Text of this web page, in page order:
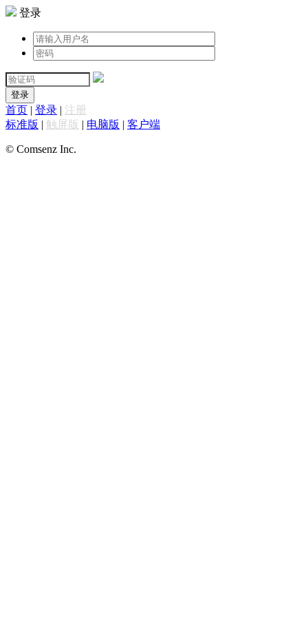
登录
登录
首页 | 登录 | 注册
标准版 | 触屏版 | 电脑版 | 客户端
© Comsenz Inc.